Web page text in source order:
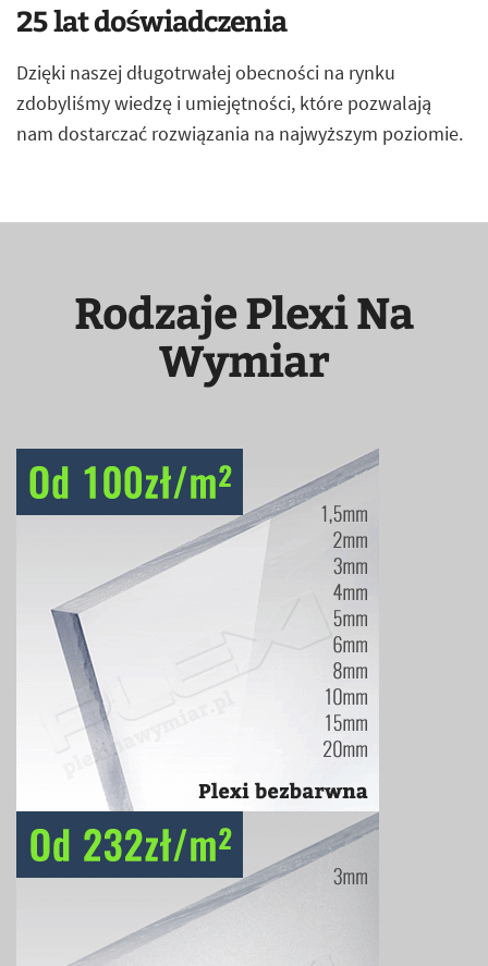
25 lat doświadczenia
Dzięki naszej długotrwałej obecności na rynku
zdobyliśmy wiedzę i umiejętności, które pozwalają
nam dostarczać rozwiązania na najwyższym poziomie.
Rodzaje Plexi Na
Wymiar